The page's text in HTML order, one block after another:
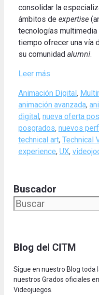
consolidar la
ámbitos de expertise
tecnologías
tiempo ofrecer una vía
su comunidad alumni.
Leer más
Categories
Animación Digital ,
animación avanzada,
digital , nueva oferta
posgrados, nuevos
technical art, Technical
experience, UX,
Buscador
Blog del CITM
Sigue en nuestro Blog toda
nuestros Grados oficiales
Videojuegos.